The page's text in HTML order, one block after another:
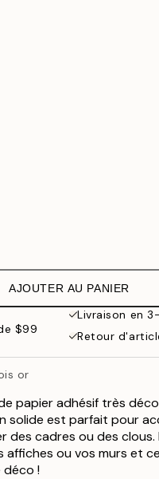
AJOUTER AU PANIER
Livraison en
$99
Retour
or
papier adhésif très
solide est parfait pour
des cadres ou des clous.
affiches ou vos murs et
déco !